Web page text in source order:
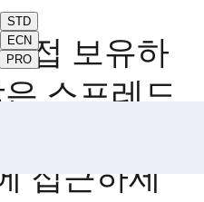
접 보유하
스프레드
리지로 암
접근하세
STD
ECN
PRO